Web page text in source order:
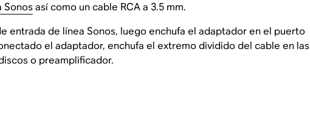
Sonosasí como un cable RCA a 3.5 mm.
entrada de línea Sonos, luego enchufa el adaptador en el puerto
el adaptador, enchufa el extremo dividido del cable en las
o preamplificador.